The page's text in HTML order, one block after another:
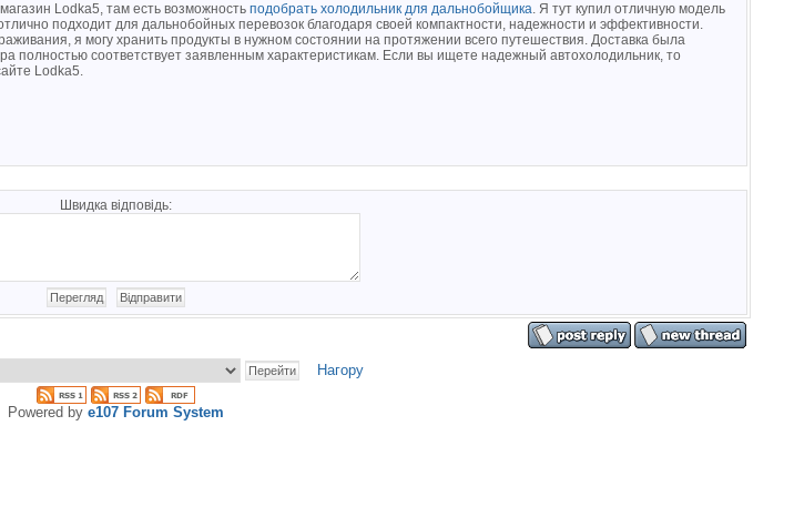
Lodka5, там есть возможность подобрать холодильник для дальнобойщика. Я тут купил отличную модель
подходит для дальнобойных перевозок благодаря своей компактности, надежности и эффективности.
я могу хранить продукты в нужном состоянии на протяжении всего путешествия. Доставка была
полностью соответствует заявленным характеристикам. Если вы ищете надежный автохолодильник, то
Lodka5.
Швидка відповідь:
Нагору
Powered by e107 Forum System